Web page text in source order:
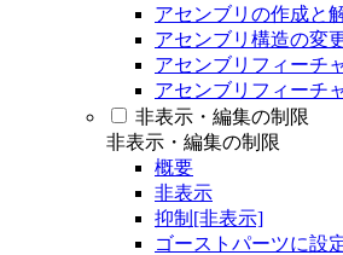
アセンブリの作成と
アセンブリ構造の変
アセンブリフィーチ
アセンブリフィーチ
非表示・編集の制限
非表示・編集の制限
概要
非表示
抑制[非表示]
ゴーストパーツに設